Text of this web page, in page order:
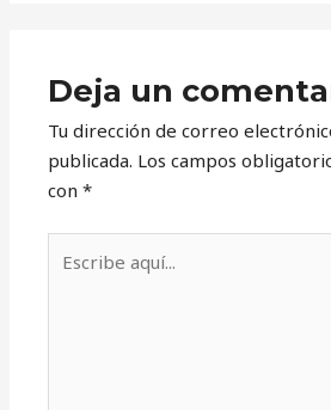
Deja un
Tu dirección de correo
publicada. Los campos
con*
aquí...